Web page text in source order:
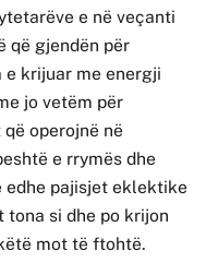
e në veçanti
që gjendën për
e krijuar me energji
jo vetëm për
operojnë në
e rrymës dhe
pajisjet eklektike
tona si dhe po krijon
mot të ftohtë.